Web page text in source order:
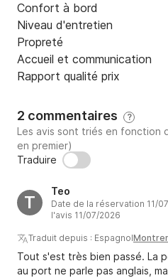
Confort à bord
Niveau d'entretien
Propreté
Accueil et communication
Rapport qualité prix
2 commentaires ?
Les avis sont triés en fonction
en premier)
Traduire
T
Teo
Date de la réservation 11/
l'avis 11/07/2026
Traduit depuis : Espagnol
Tout s'est très bien passé. La
au port ne parle pas anglais,